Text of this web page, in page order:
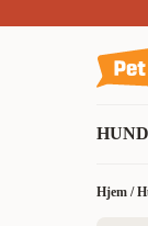
HUND
Hjem /